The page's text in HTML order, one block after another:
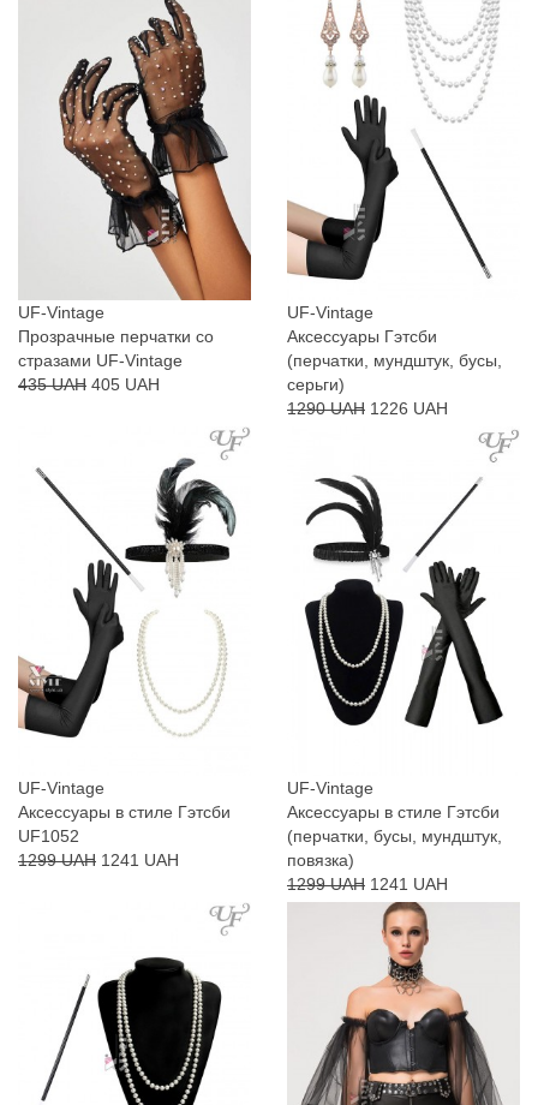
UF-Vintage
Прозрачные перчатки со
стразами UF-Vintage
435 UAH 405 UAH
UF-Vintage
Аксессуары Гэтсби
(перчатки, мундштук, бусы,
серьги)
1290 UAH 1226 UAH
UF-Vintage
Аксессуары в стиле Гэтсби
UF1052
1299 UAH 1241 UAH
UF-Vintage
Аксессуары в стиле Гэтсби
(перчатки, бусы, мундштук,
повязка)
1299 UAH 1241 UAH